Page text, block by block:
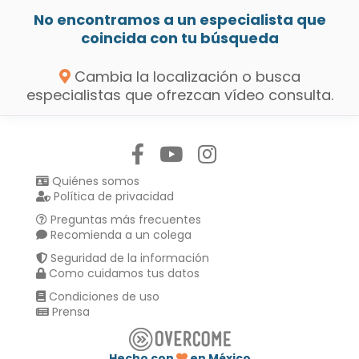
No encontramos a un especialista que
coincida con tu búsqueda
Cambia la localización o busca
especialistas que ofrezcan vídeo consulta.
Quiénes somos
Política de privacidad
Preguntas más frecuentes
Recomienda a un colega
Seguridad de la información
Como cuidamos tus datos
Condiciones de uso
Prensa